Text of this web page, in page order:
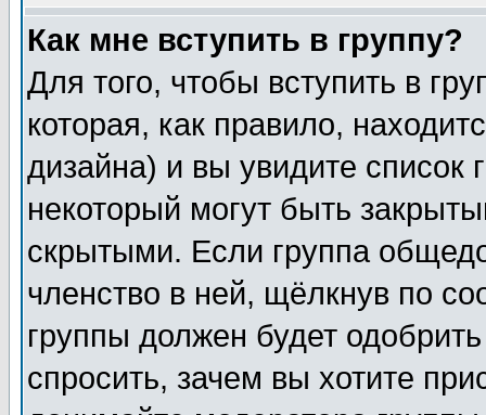
Как мне вступить в группу?
Для того, чтобы вступить в
которая, как правило,
дизайна) и вы увидите список
некоторый могут быть
скрытыми. Если группа
членство в ней, щёлкнув по
группы должен будет
спросить, зачем вы хотите